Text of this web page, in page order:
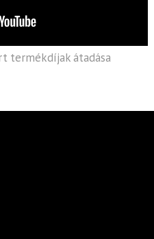
termékdíjak átadása